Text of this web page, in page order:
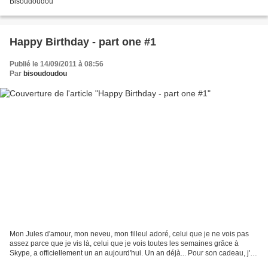
Happy Birthday - part one #1
Publié le 14/09/2011 à 08:56
Par bisoudoudou
Mon Jules d'amour, mon neveu, mon filleul adoré, celui que je ne vois pas
assez parce que je vis là, celui que je vois toutes les semaines grâce à
Skype, a officiellement un an aujourd'hui. Un an déjà... Pour son cadeau, j'ai